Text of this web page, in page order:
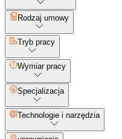
Rodzaj umowy
Tryb pracy
Wymiar pracy
Specjalizacja
Technologie i narzędzia